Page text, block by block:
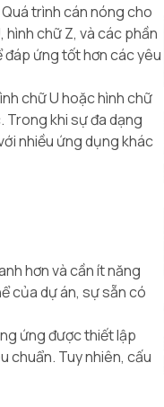
trình cán nóng cho
chữ Z, và các phần
đáp ứng tốt hơn các yêu
chữ U hoặc hình chữ
Trong khi sự đa dạng
nhiều ứng dụng khác
hơn và cần ít năng
của dự án, sự sẵn có
ứng được thiết lập
chuẩn. Tuy nhiên, cấu